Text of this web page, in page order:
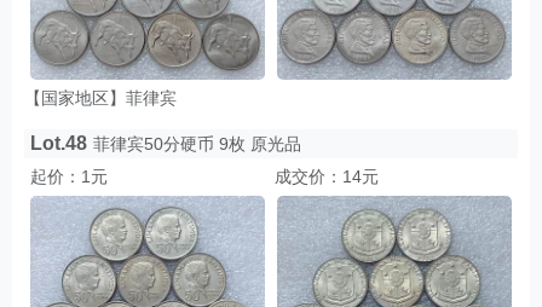
【国家地区】菲律宾
Lot.48 菲律宾50分硬币 9枚 原光品
起价：1元
成交价：14元